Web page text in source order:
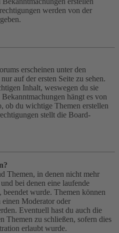
werden von der
erscheinen unter den
auf der ersten Seite zu sehen.
Inhalt, weswegen du sie
hängt es von
ob du wichtige Themen erstellen
stellt die Board-
Themen, in denen nicht mehr
bei denen eine laufende
wurde. Themen können
Moderator oder
Eventuell hast du auch die
Themen zu schließen, sofern dies
erlaubt wurde.